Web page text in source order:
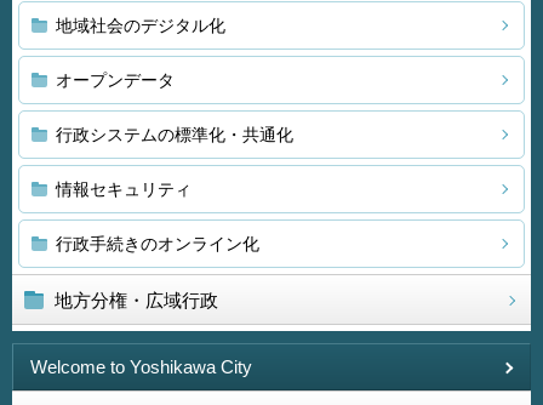
地域社会のデジタル化
オープンデータ
行政システムの標準化・共通化
情報セキュリティ
行政手続きのオンライン化
地方分権・広域行政
Welcome to Yoshikawa City